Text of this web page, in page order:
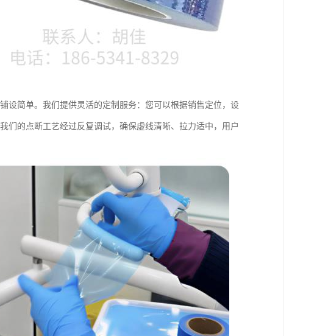
设简单。我们提供灵活的定制服务：您可以根据销售定位，设
们的点断工艺经过反复调试，确保虚线清晰、拉力适中，用户